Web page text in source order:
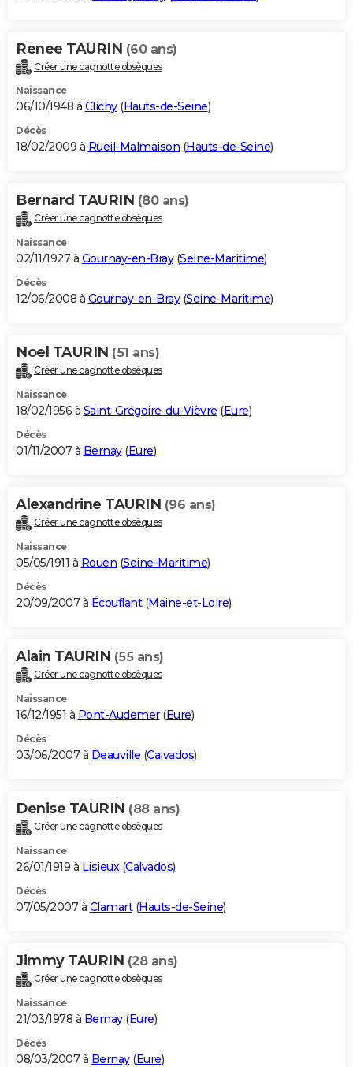
Renee TAURIN (60 ans)
Créer une cagnotte obsèques
Naissance
06/10/1948 à Clichy(Hauts-de-Seine)
Décès
18/02/2009 à Rueil-Malmaison (Hauts-de-Seine)
Bernard TAURIN (80 ans)
Créer une cagnotte obsèques
Naissance
02/11/1927 à Gournay-en-Bray(Seine-Maritime)
Décès
12/06/2008 à Gournay-en-Bray(Seine-Maritime)
Noel TAURIN (51 ans)
Créer une cagnotte obsèques
Naissance
18/02/1956 à Saint-Grégoire-du-Vièvre (Eure)
Décès
01/11/2007 à Bernay(Eure)
Alexandrine TAURIN (96 ans)
Créer une cagnotte obsèques
Naissance
05/05/1911 à Rouen (Seine-Maritime)
Décès
20/09/2007 à Écouflant(Maine-et-Loire)
Alain TAURIN (55 ans)
Créer une cagnotte obsèques
Naissance
16/12/1951 à Pont-Audemer(Eure)
Décès
03/06/2007 à Deauville (Calvados)
Denise TAURIN (88 ans)
Créer une cagnotte obsèques
Naissance
26/01/1919 à Lisieux(Calvados)
Décès
07/05/2007 à Clamart(Hauts-de-Seine)
Jimmy TAURIN (28 ans)
Créer une cagnotte obsèques
Naissance
21/03/1978 à Bernay(Eure)
Décès
08/03/2007 à Bernay(Eure)